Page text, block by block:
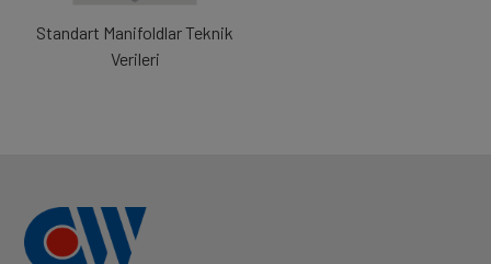
Standart Manifoldlar Teknik
Verileri